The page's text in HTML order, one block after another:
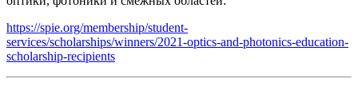
https://spie.org/membership/student-
services/scholarships/winners/2021-optics-and-photonics-education-
scholarship-recipients